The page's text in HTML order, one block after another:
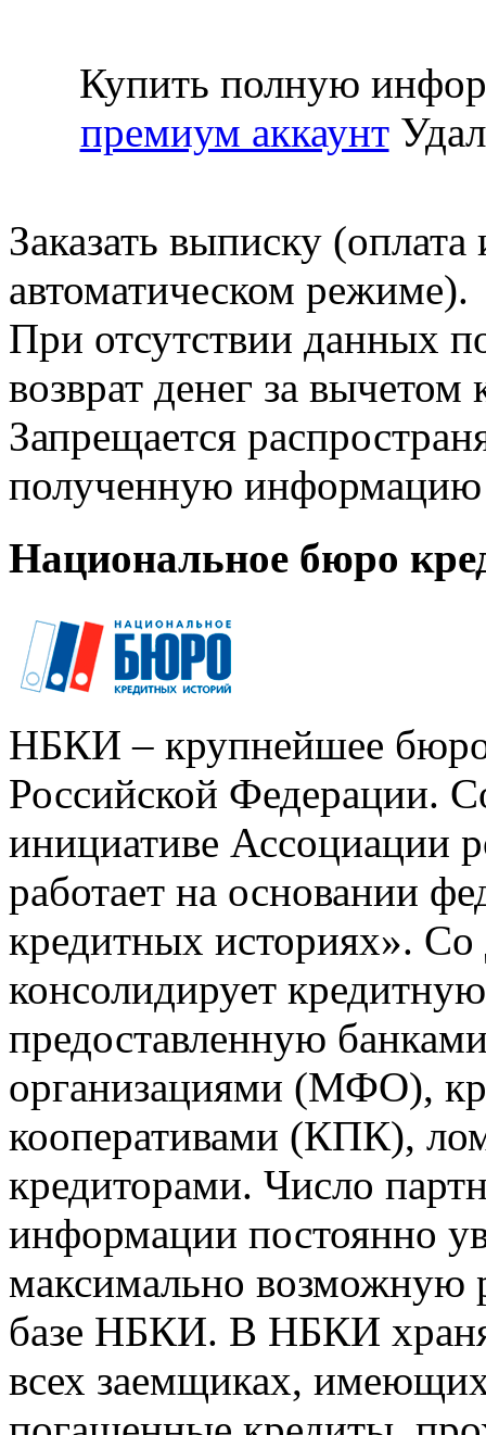
Купить полную
премиум аккаунт
Заказать выписку
автоматическом режиме).
При отсутствии данных
возврат денег за
Запрещается
полученную информацию
Национальное бюро
НБКИ – крупнейшее
Российской Федерации.
инициативе Ассоциации
работает на основании
кредитных историях».
консолидирует
предоставленную
организациями (МФО),
кооперативами (КПК),
кредиторами. Число
информации постоянно
максимально возможную
базе НБКИ. В НБКИ
всех заемщиках,